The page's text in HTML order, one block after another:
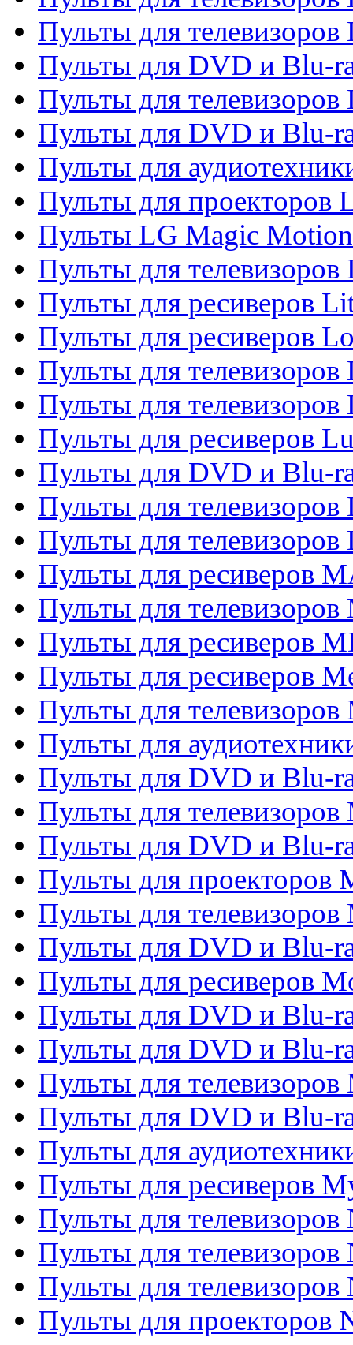
Пульты для телевизоров
Пульты для DVD и Blu-
Пульты для телевизоров
Пульты для DVD и Blu-
Пульты для
Пульты для проекторов
Пульты LG Magic Motion
Пульты для
Пульты для ресиверов
Пульты для ресиверов
Пульты для телевизоров
Пульты для
Пульты для ресиверов
Пульты для DVD и Blu-
Пульты для телевизоров
Пульты для телевизоров
Пульты для ресиверов
Пульты для телевизоров
Пульты для ресиверов
Пульты для ресиверов
Пульты для телевизоров
Пульты для
Пульты для DVD и Blu-
Пульты для
Пульты для DVD и Blu-
Пульты для проекторов
Пульты для
Пульты для DVD и Blu-
Пульты для ресиверов
Пульты для DVD и Blu-
Пульты для DVD и Blu-
Пульты для телевизоров
Пульты для DVD и Blu-
Пульты для
Пульты для ресиверов
Пульты для телевизоров
Пульты для телевизоров
Пульты для телевизоров
Пульты для проекторов